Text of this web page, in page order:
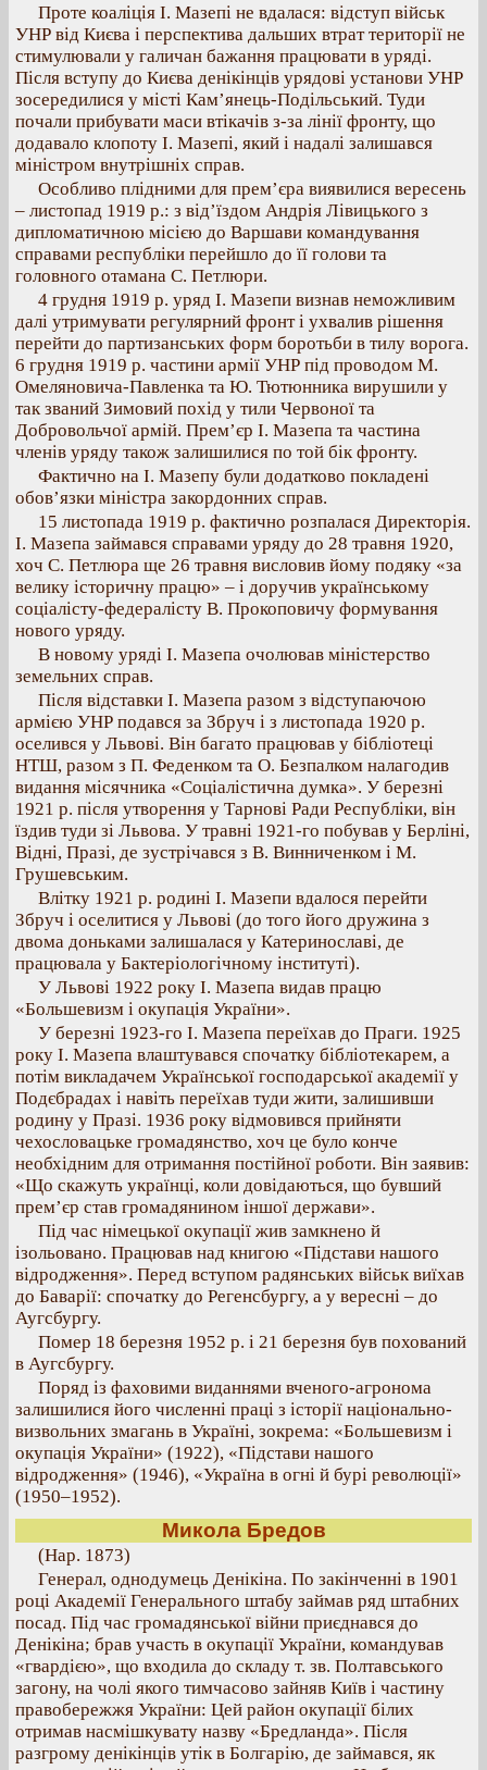
Проте коаліція І. Мазепі не вдалася: відступ військ
УНР від Києва і перспектива дальших втрат території не
стимулювали у галичан бажання працювати в уряді.
Після вступу до Києва денікінців урядові установи УНР
зосередилися у місті Кам’янець-Подільський. Туди
почали прибувати маси втікачів з-за лінії фронту, що
додавало клопоту І. Мазепі, який і надалі залишався
міністром внутрішніх справ.
Особливо плідними для прем’єра виявилися вересень
– листопад 1919 р.: з від’їздом Андрія Лівицького з
дипломатичною місією до Варшави командування
справами республіки перейшло до її голови та
головного отамана С. Петлюри.
4 грудня 1919 р. уряд І. Мазепи визнав неможливим
далі утримувати регулярний фронт і ухвалив рішення
перейти до партизанських форм боротьби в тилу ворога.
6 грудня 1919 р. частини армії УНР під проводом М.
Омеляновича-Павленка та Ю. Тютюнника вирушили у
так званий Зимовий похід у тили Червоної та
Добровольчої армій. Прем’єр І. Мазепа та частина
членів уряду також залишилися по той бік фронту.
Фактично на І. Мазепу були додатково покладені
обов’язки міністра закордонних справ.
15 листопада 1919 р. фактично розпалася Директорія.
І. Мазепа займався справами уряду до 28 травня 1920,
хоч С. Петлюра ще 26 травня висловив йому подяку «за
велику історичну працю» – і доручив українському
соціалісту-федералісту В. Прокоповичу формування
нового уряду.
В новому уряді І. Мазепа очолював міністерство
земельних справ.
Після відставки І. Мазепа разом з відступаючою
армією УНР подався за Збруч і з листопада 1920 р.
оселився у Львові. Він багато працював у бібліотеці
НТШ, разом з П. Феденком та О. Безпалком налагодив
видання місячника «Соціалістична думка». У березні
1921 р. після утворення у Тарнові Ради Республіки, він
їздив туди зі Львова. У травні 1921-го побував у Берліні,
Відні, Празі, де зустрічався з В. Винниченком і М.
Грушевським.
Влітку 1921 р. родині І. Мазепи вдалося перейти
Збруч і оселитися у Львові (до того його дружина з
двома доньками залишалася у Катеринославі, де
працювала у Бактеріологічному інституті).
У Львові 1922 року І. Мазепа видав працю
«Большевизм і окупація України».
У березні 1923-го І. Мазепа переїхав до Праги. 1925
року І. Мазепа влаштувався спочатку бібліотекарем, а
потім викладачем Української господарської академії у
Подєбрадах і навіть переїхав туди жити, залишивши
родину у Празі. 1936 року відмовився прийняти
чехословацьке громадянство, хоч це було конче
необхідним для отримання постійної роботи. Він заявив:
«Що скажуть українці, коли довідаються, що бувший
прем’єр став громадянином іншої держави».
Під час німецької окупації жив замкнено й
ізольовано. Працював над книгою «Підстави нашого
відродження». Перед вступом радянських військ виїхав
до Баварії: спочатку до Регенсбургу, а у вересні – до
Аугсбургу.
Помер 18 березня 1952 р. і 21 березня був похований
в Аугсбургу.
Поряд із фаховими виданнями вченого-агронома
залишилися його численні праці з історії національно-
визвольних змагань в Україні, зокрема: «Большевизм і
окупація України» (1922), «Підстави нашого
відродження» (1946), «Україна в огні й бурі революції»
(1950–1952).
Микола Бредов
(Нар. 1873)
Генерал, однодумець Денікіна. По закінченні в 1901
році Академії Генерального штабу займав ряд штабних
посад. Під час громадянської війни приєднався до
Денікіна; брав участь в окупації України, командував
«гвардією», що входила до складу т. зв. Полтавського
загону, на чолі якого тимчасово зайняв Київ і частину
правобережжя України: Цей район окупації білих
отримав насмішкувату назву «Бредланда». Після
разгрому денікінців утік в Болгарію, де займався, як